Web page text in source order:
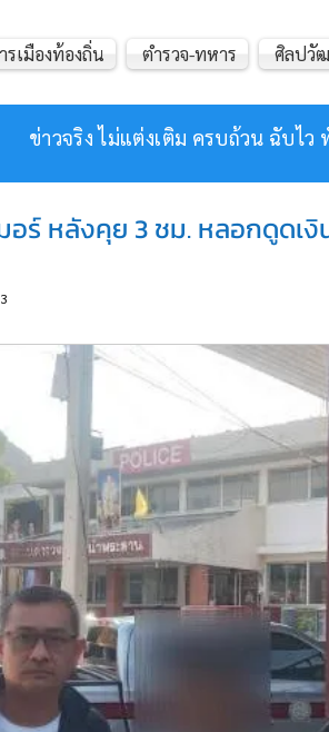
ข่าวจริง ไม่แต่งเติม ครบถ้วน ฉับไว
รเมืองท้องถิ่น ตำรวจ-ทหาร ศิลปวั
ร์ หลังคุย 3 ชม. หลอกดูดเงิ
3